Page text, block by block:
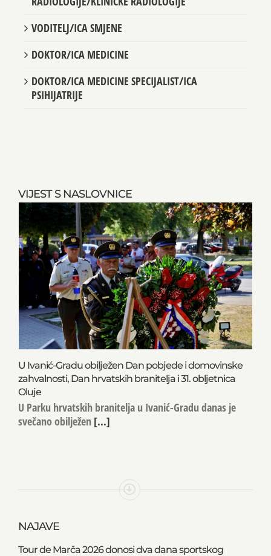
VIJEST S NASLOVNICE
U Ivanić-Gradu obilježen Dan pobjede i domovinske
zahvalnosti, Dan hrvatskih branitelja i 31. obljetnica
Oluje
U Parku hrvatskih branitelja u Ivanić-Gradu danas je
svečano obilježen [...]
NAJAVE
Tour de Marča 2026 donosi dva dana sportskog
VODITELJ/ICA SMJENE
DOKTOR/ICA MEDICINE
DOKTOR/ICA MEDICINE SPECIJALIST/ICA
PSIHIJATRIJE